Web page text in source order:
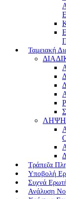
Ταμειακή
ΛΗΨΗ
Τράπεζα
Υποβολή
Συχνά
Ανάλυση